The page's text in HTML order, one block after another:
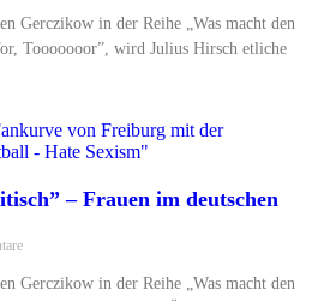
Gerczikow in der Reihe „Was macht den
Tooooooor”, wird Julius Hirsch etliche
– Frauen im deutschen
Gerczikow in der Reihe „Was macht den